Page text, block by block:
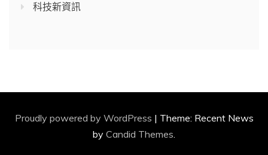
科技新資訊
Proudly powered by WordPress | Theme: Recent News
by Candid Themes.